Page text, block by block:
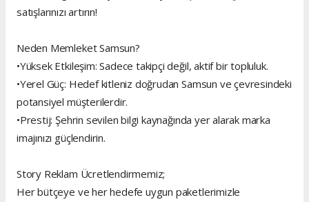
satışlarınızı artırın!
Neden Memleket Samsun?
•Yüksek Etkileşim: Sadece takipçi değil, aktif bir topluluk.
•Yerel Güç: Hedef kitleniz doğrudan Samsun ve çevresindeki
potansiyel müşterilerdir.
•Prestij: Şehrin sevilen bilgi kaynağında yer alarak marka
imajınızı güçlendirin.
Story Reklam Ücretlendirmemiz;
Her bütçeye ve her hedefe uygun paketlerimizle